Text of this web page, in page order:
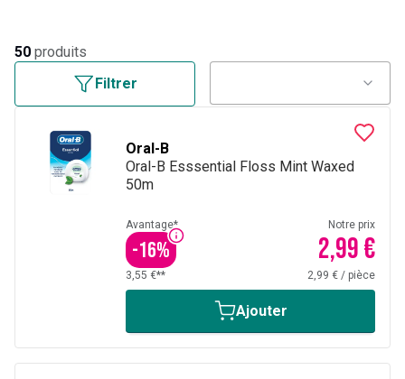
des dentifrices, des brossettes interdentaires, du fil
dentaire.Oral-B, c'est la marque de brosse-à-dents la plus
utilisée par les dentistes eux-mêmes dans le monde entier.
50 produits
Filtrer
Oral-B
Oral-B Esssential Floss Mint Waxed
50m
Avantage*
-16%
Notre prix
2,99 €
3,55 €** 2,99 € / pièce
Ajouter